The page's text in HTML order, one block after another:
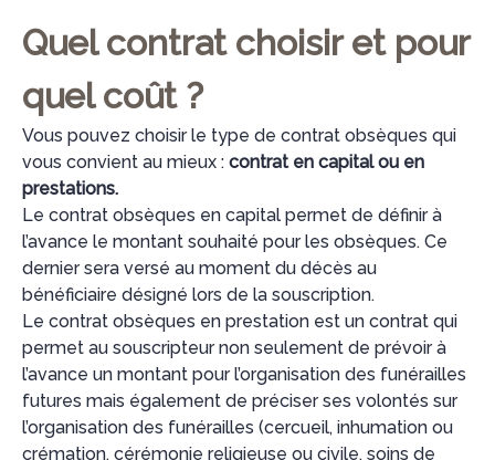
Quel contrat choisir et pour
quel coût ?
Vous pouvez choisir le type de contrat obsèques qui
vous convient au mieux : contrat en capital ou en
prestations.
Le contrat obsèques en capital permet de définir à
l’avance le montant souhaité pour les obsèques. Ce
dernier sera versé au moment du décès au
bénéficiaire désigné lors de la souscription.
Le contrat obsèques en prestation est un contrat qui
permet au souscripteur non seulement de prévoir à
l’avance un montant pour l’organisation des funérailles
futures mais également de préciser ses volontés sur
l’organisation des funérailles (cercueil, inhumation ou
crémation, cérémonie religieuse ou civile, soins de